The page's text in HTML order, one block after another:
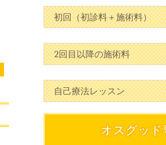
初回（初診料＋施術料）
2回目以降の施術料
自己療法レッスン
オスグッド